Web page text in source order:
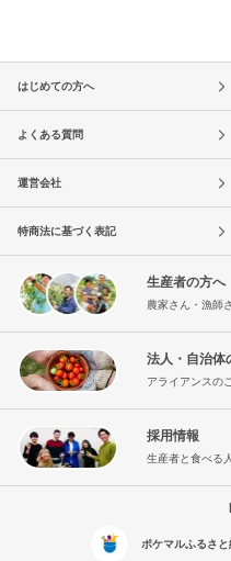
はじめての方へ
よくある質問
運営会社
特商法に基づく表記
生産者の方へ
農家さん・漁師
法人・自治体
アライアンスの
採用情報
生産者と食べる
ポケマルふるさと